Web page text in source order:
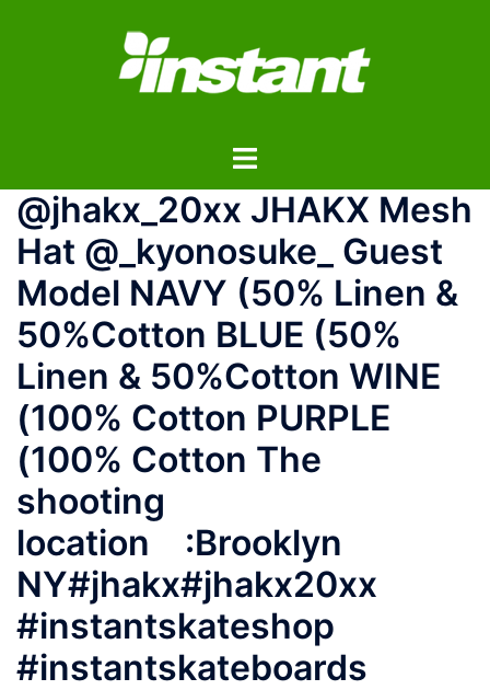
ス
ト
ル
ニ
ュ
ー
@jhakx_20xx JHAKX Mesh
Hat @_kyonosuke_ Guest
Model NAVY (50% Linen &
50%Cotton BLUE (50%
Linen & 50%Cotton WINE
(100% Cotton PURPLE
(100% Cotton The
shooting
location :Brooklyn
NY#jhakx#jhakx20xx
#instantskateshop
#instantskateboards